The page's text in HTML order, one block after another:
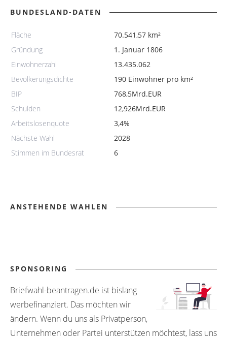
BUNDESLAND-DATEN
Fläche
70.541,57 km²
Gründung
1. Januar 1806
Einwohnerzahl
13.435.062
Bevölkerungsdichte
190 Einwohner pro km²
BIP
768,5Mrd.EUR
Schulden
12,926Mrd.EUR
Arbeitslosenquote
3,4%
Nächste Wahl
2028
Stimmen im Bundesrat
6
ANSTEHENDE WAHLEN
SPONSORING
Briefwahl-beantragen.de ist bislang
werbefinanziert. Das möchten wir
ändern. Wenn du uns als Privatperson,
Unternehmen oder Partei unterstützen möchtest, lass uns